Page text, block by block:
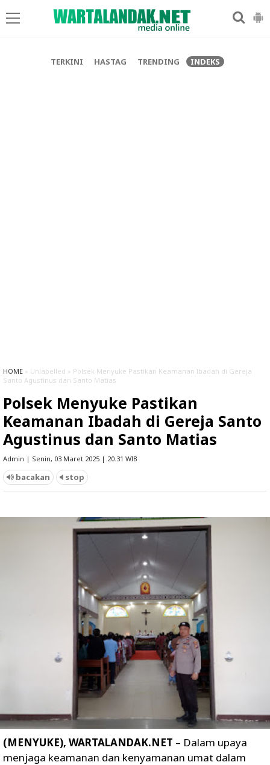
TERKINI HASTAG TRENDING INDEKS
HOME » Unlabelled » Polsek Menyuke Pastikan Keamanan Ibadah di Gereja
Santo Agustinus dan Santo Matias
Polsek Menyuke Pastikan
Keamanan Ibadah di Gereja Santo
Agustinus dan Santo Matias
Admin | Senin, 03 Maret 2025 | 20.31 WIB
bacakan stop
(MENYUKE), WARTALANDAK.NET – Dalam upaya
menjaga keamanan dan kenyamanan umat dalam